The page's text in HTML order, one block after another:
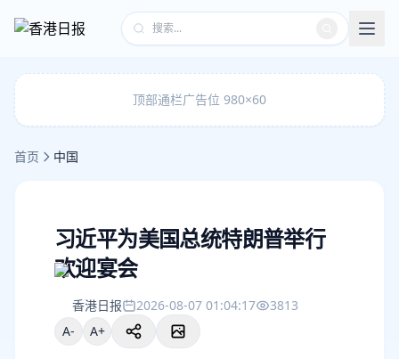
顶部通栏广告位 980×60
首页 中国
习近平为美国总统特朗普举行
欢迎宴会
香港日报 2026-08-07 01:04:17
3813
A-
A+